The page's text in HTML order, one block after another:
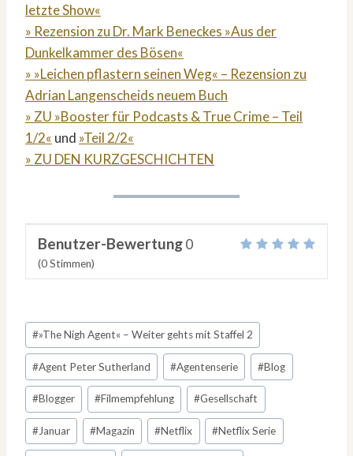
letzte Show«
» Rezension zu Dr. Mark Beneckes »Aus der
Dunkelkammer des Bösen«
» »Leichen pflastern seinen Weg« – Rezension zu
Adrian Langenscheids neuem Buch
» ZU »Booster für Podcasts & True Crime – Teil
1/2« und »Teil 2/2«
» ZU DEN KURZGESCHICHTEN
Benutzer-Bewertung0
(0Stimmen)
Schlagworte:
#»The Nigh Agent« – Weiter gehts mit Staffel 2
#Agent Peter Sutherland #Agentenserie #Blog
#Blogger #Filmempfehlung #Gesellschaft
#Januar #Magazin #Netflix #Netflix Serie